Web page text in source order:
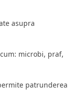
asupra
microbi, praf,
patrunderea